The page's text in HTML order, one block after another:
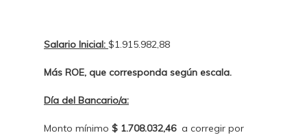
Salario Inicial: $1.915.982,88
Más ROE, que corresponda según escala.
Día del Bancario/a:
Monto mínimo $ 1.708.032,46a corregir por